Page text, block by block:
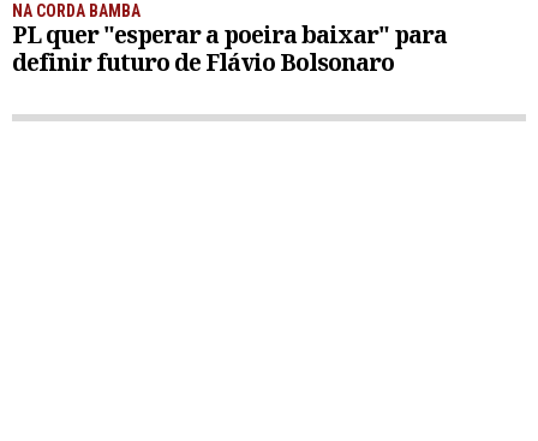
NA CORDA BAMBA
PL quer "esperar a poeira baixar" para
definir futuro de Flávio Bolsonaro